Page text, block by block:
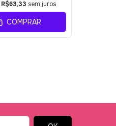
R$63,33 sem juros
COMPRAR